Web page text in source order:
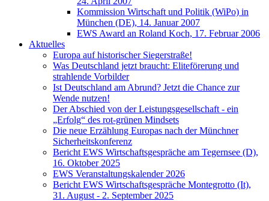
Kommission Wirtschaft und Politik (WiPo) in
München (DE), 14. Januar 2007
EWS Award an Roland Koch, 17. Februar 2006
Aktuelles
Europa auf historischer Siegerstraße!
Was Deutschland jetzt braucht: Eliteförerung und
strahlende Vorbilder
Ist Deutschland am Abrund? Jetzt die Chance zur
Wende nutzen!
Der Abschied von der Leistungsgesellschaft - ein
„Erfolg“ des rot-grünen Mindsets
Die neue Erzählung Europas nach der Münchner
Sicherheitskonferenz
Bericht EWS Wirtschaftsgespräche am Tegernsee (D),
16. Oktober 2025
EWS Veranstaltungskalender 2026
Bericht EWS Wirtschaftsgespräche Montegrotto (It),
31. August - 2. September 2025